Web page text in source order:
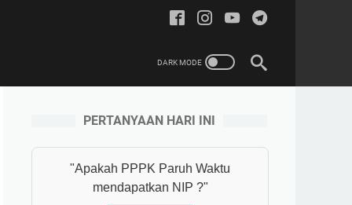
PERTANYAAN HARI INI
"Apakah PPPK Paruh Waktu
mendapatkan NIP ?"